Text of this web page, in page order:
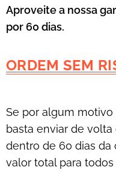
Aproveite a nossa
por 60 dias.
ORDEM SEM
Se por algum
basta enviar de
dentro de 60 dias da
valor total para